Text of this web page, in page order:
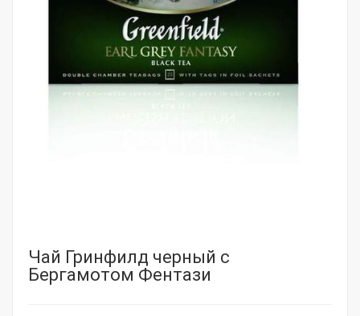
Чай Гринфилд черный с
Бергамотом Фентази